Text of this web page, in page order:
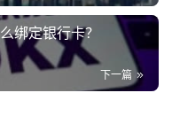
绑定银行卡？
下一篇